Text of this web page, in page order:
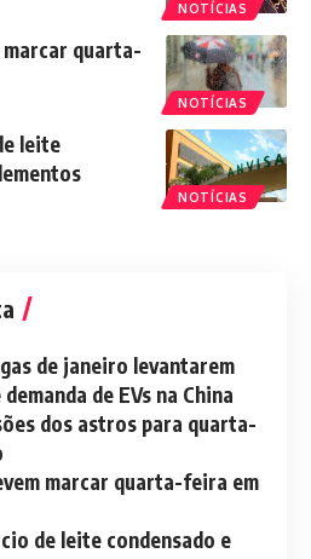
NOTÍCIAS
NOTÍCIAS
quarta-
NOTÍCIAS
leite
de janeiro levantarem
de EVs na China
dos astros para quarta-
marcar quarta-feira em
de leite condensado e